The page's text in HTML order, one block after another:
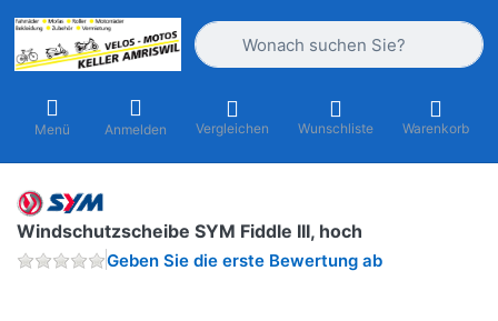
Geben Sie einen Suchbegriff ein.
Menü Anmelden Vergleichen Wunschliste Warenkorb
Windschutzscheibe SYM Fiddle III, hoch
Geben Sie die erste Bewertung ab